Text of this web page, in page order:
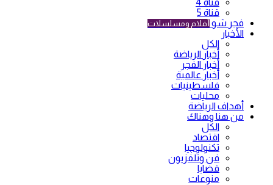
قناة 4
قناة 5
فجر شو أفلام ومسلسلات
الأخبار
الكل
أخبار الرياضة
أخبار الفجر
أخبار عالمية
فلسطينيات
محليات
أهداف الرياضة
من هنا وهناك
الكل
اقتصاد
تكنولوجيا
فن وتلفزيون
قضايا
منوعات